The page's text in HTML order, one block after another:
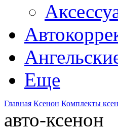
Еще
Главная Ксенон Комплекты
авто-ксенон